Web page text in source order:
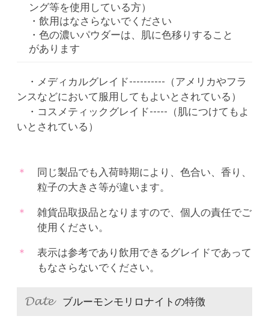
ング等を使用している方）
・飲用はなさらないでください
・色の濃いパウダーは、肌に色移りすること
があります
・メディカルグレイド----------（アメリカやフラ
ンスなどにおいて服用してもよいとされている）
・コスメティックグレイド-----（肌につけてもよ
いとされている）
同じ製品でも入荷時期により、色合い、香り、
粒子の大きさ等が違います。
雑貨品取扱品となりますので、個人の責任でご
使用ください。
表示は参考であり飲用できるグレイドであって
もなさらないでください。
ブルーモンモリロナイトの特徴